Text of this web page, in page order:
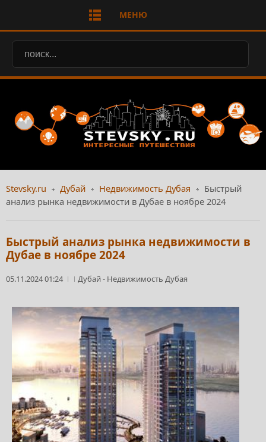
МЕНЮ
Stevsky.ru Дубай Недвижимость Дубая
Быстрый
анализ рынка недвижимости в Дубае в ноябре 2024
Быстрый анализ рынка недвижимости в
Дубае в ноябре 2024
05.11.2024 01:24 Дубай- Недвижимость Дубая